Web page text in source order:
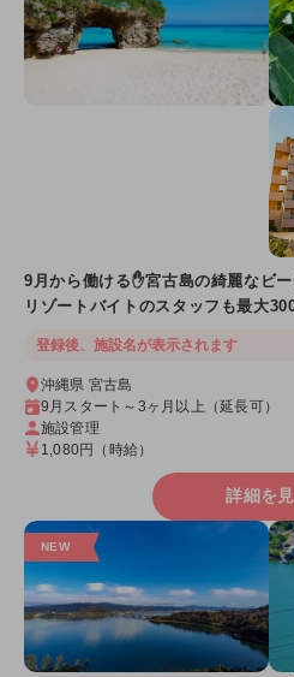
9月から働ける✋宮古島の綺麗なビ
リゾートバイトのスタッフも最大
登録後、施設名が表示されます
沖縄県 宮古島
9月スタート～3ヶ月以上（延長可）
施設管理
1,080円 （時給）
詳細を